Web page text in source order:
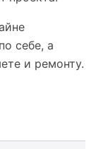
себе, а
и ремонту.